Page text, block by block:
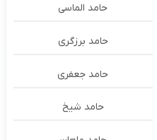
حامد الماسی
حامد برزگری
حامد جعفری
حامد شیخ